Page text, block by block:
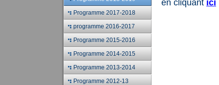
Programme 2017-2018
programme 2016-2017
Programme 2015-2016
Programme 2014-2015
Programme 2013-2014
Programme 2012-13
en cliquant ici